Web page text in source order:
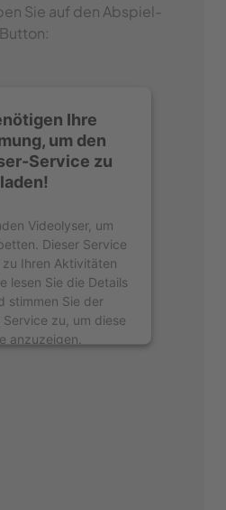
Sie auf den Abspiel-
Button:
Ihre
um den
Service zu
laden!
Videolyser, um
Dieser Service
Ihren Aktivitäten
lesen Sie die Details
stimmen Sie der
zu, um diese
anzuzeigen.